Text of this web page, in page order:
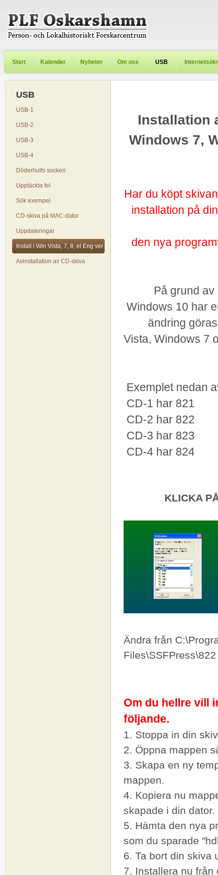
Start Kalender Nyheter Om oss USB
USB
USB-1
USB-2
USB-3
USB-4
Döderhults socken
Upptäckta fel
Sök exempel
CD-skiva på MAC-dator
Uppdateringar
Install i Win Vista, 7, 8, el Eng ver
Avinstallation av CD-skiva
Installation
Windows 7,
Har du köpt
installation på
den nya
På grund
Windows 10 har
ändring
Vista, Windows 7
Exemplet nedan
CD-1 har 821
CD-2 har 822
CD-3 har 823
CD-4 har 824
KLICKA
Ändra från
Files\SSFPress\822
Om du hellre vill
följande.
1. Stoppa in din
2. Öppna mappen
3. Skapa en ny
mappen.
4. Kopiera nu
skapade i din dator.
5. Hämta den nya
som du sparade
6. Ta bort din skiva
7. Installera nu från